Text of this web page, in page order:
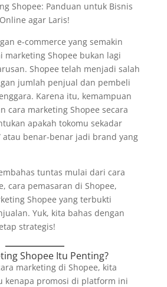
Shopee: Panduan untuk Bisnis
Online agar Laris!
e-commerce yang semakin
marketing Shopee bukan lagi
Shopee telah menjadi salah
jumlah penjual dan pembeli
Karena itu, kemampuan
cara marketing Shopee secara
apakah tokomu sekadar
atau benar-benar jadi brand yang
tuntas mulai dari cara
cara pemasaran di Shopee,
Shopee yang terbukti
Yuk, kita bahas dengan
strategis!
Shopee Itu Penting?
marketing di Shopee, kita
kenapa promosi di platform ini